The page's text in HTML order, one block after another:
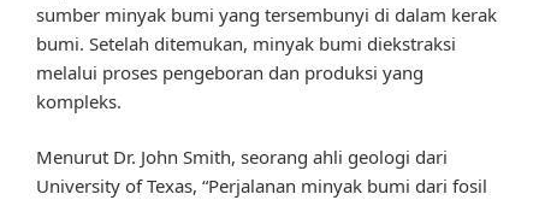
sumber minyak bumi yang tersembunyi di dalam kerak
bumi. Setelah ditemukan, minyak bumi diekstraksi
melalui proses pengeboran dan produksi yang
kompleks.
Menurut Dr. John Smith, seorang ahli geologi dari
University of Texas, “Perjalanan minyak bumi dari fosil